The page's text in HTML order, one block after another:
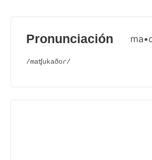
Pronunciación
/maʧukaðoɾ/